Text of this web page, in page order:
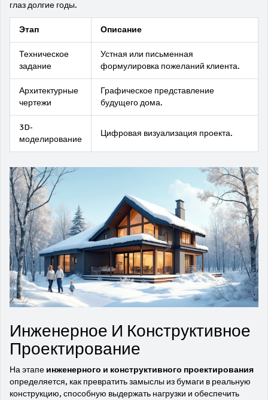
глаз долгие годы.
Этап Описание
Техническое
задание
Устная или письменная
формулировка пожеланий клиента.
Архитектурные
чертежи
Графическое представление
будущего дома.
3D-
моделирование
Цифровая визуализация проекта.
Инженерное И Конструктивное
Проектирование
На этапе инженерного и конструктивного проектирования
определяется, как превратить замыслы из бумаги в реальную
конструкцию, способную выдержать нагрузки и обеспечить